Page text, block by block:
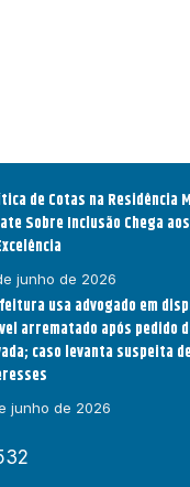
de Cotas na Residência
Sobre Inclusão Chega
junho de 2026
usa advogado em
arrematado após pedido
caso levanta suspeita
junho de 2026